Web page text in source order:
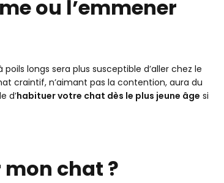
ou l’emmener
longs sera plus susceptible d’aller chez le
craintif, n’aimant pas la contention, aura du
d’habituer votre chat dès le plus jeune âge si
chat ?